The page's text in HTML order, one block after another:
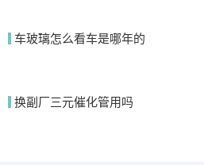
车玻璃怎么看车是哪年的
换副厂三元催化管用吗